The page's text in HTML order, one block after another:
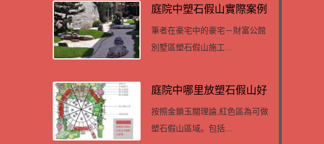
庭院中塑石假山實際案例
筆者在豪宅中的豪宅－財富公館
別墅區塑石假山施工...
庭院中哪里放塑石假山好
按照金鎖玉關理論,紅色區為可做
塑石假山區域。包括...